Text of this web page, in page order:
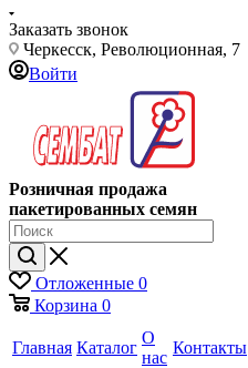
Заказать звонок
Черкесск, Революционная, 7
Войти
Розничная продажа
пакетированных семян
Отложенные 0
Корзина 0
Главная Каталог
О
нас
Контакты